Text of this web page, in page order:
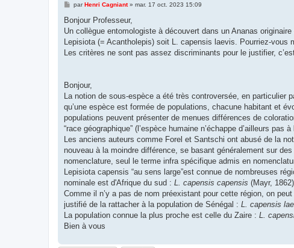
M
s
a
g
e
parHenri Cagniant» mar. 17 oct. 2023 15:09
Bonjour Professeur,
Un collègue entomologiste à découvert dans un Ananas
Lepisiota (= Acantholepis) soit L. capensis laevis. Pourriez-vous
Les critères ne sont pas assez discriminants pour le justifier,
Bonjour,
La notion de sous-espèce a été très controversée, en particulier
qu’une espèce est formée de populations, chacune habitant et
populations peuvent présenter de menues différences de
“race géographique” (l’espèce humaine n’échappe d’ailleurs pas à
Les anciens auteurs comme Forel et Santschi ont abusé de la
nouveau à la moindre différence, se basant généralement sur
nomenclature, seul le terme infra spécifique admis en
Lepisiota capensis “au sens large”est connue de nombreuses
nominale est d'Afrique du sud : L. capensis capensis (Mayr,
Comme il n’y a pas de nom préexistant pour cette région, on
justifié de la rattacher à la population de Sénégal : L. capensis
La population connue la plus proche est celle du Zaire : L.
Bien à vous